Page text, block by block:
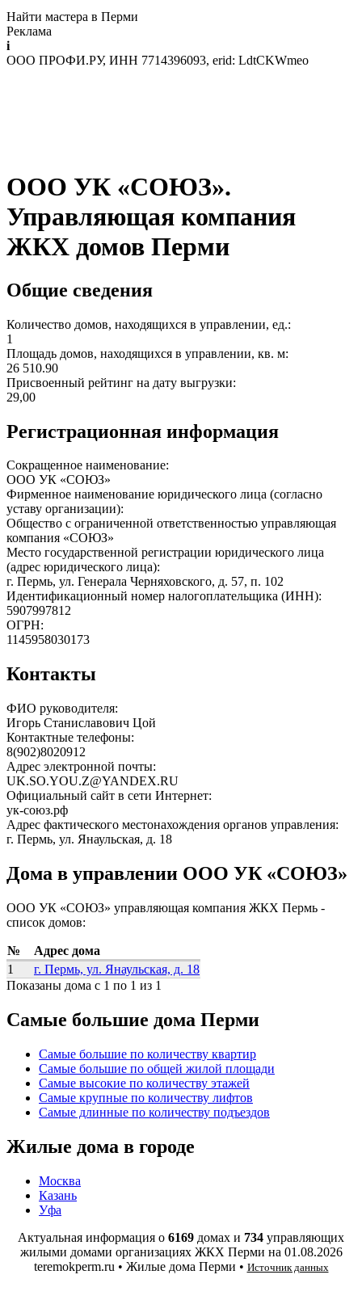
Найти мастера в Перми
Реклама
i
ООО ПРОФИ.РУ, ИНН 7714396093, erid: LdtCKWmeo
ООО УК «СОЮЗ».
Управляющая компания
ЖКХ домов Перми
Общие сведения
Количество домов, находящихся в управлении, ед.:
1
Площадь домов, находящихся в управлении, кв. м:
26 510.90
Присвоенный рейтинг на дату выгрузки:
29,00
Регистрационная информация
Сокращенное наименование:
ООО УК «СОЮЗ»
Фирменное наименование юридического лица (согласно
уставу организации):
Общество с ограниченной ответственностью управляющая
компания «СОЮЗ»
Место государственной регистрации юридического лица
(адрес юридического лица):
г. Пермь, ул. Генерала Черняховского, д. 57, п. 102
Идентификационный номер налогоплательщика (ИНН):
5907997812
ОГРН:
1145958030173
Контакты
ФИО руководителя:
Игорь Станиславович Цой
Контактные телефоны:
8(902)8020912
Адрес электронной почты:
UK.SO.YOU.Z@YANDEX.RU
Официальный сайт в сети Интернет:
ук-союз.рф
Адрес фактического местонахождения органов управления:
г. Пермь, ул. Янаульская, д. 18
Дома в управлении ООО УК «СОЮЗ»
ООО УК «СОЮЗ» управляющая компания ЖКХ Пермь -
список домов:
№
Адрес дома
1
г. Пермь, ул. Янаульская, д. 18
Показаны дома с 1 по 1 из 1
Самые большие дома Перми
Самые большие по количеству квартир
Самые большие по общей жилой площади
Самые высокие по количеству этажей
Самые крупные по количеству лифтов
Самые длинные по количеству подъездов
Жилые дома в городе
Москва
Казань
Уфа
Актуальная информация о 6169 домах и 734 управляющих
жилыми домами организациях ЖКХ Перми на 01.08.2026
teremokperm.ru • Жилые дома Перми • Источник данных